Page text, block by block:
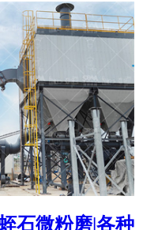
石微粉磨|各种